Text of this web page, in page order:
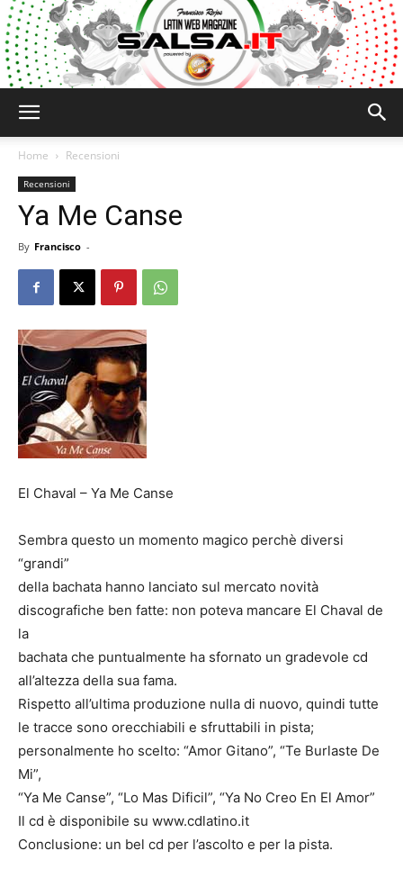
Home Recensioni
Recensioni
Ya Me Canse
By Francisco -
El Chaval – Ya Me Canse
Sembra questo un momento magico perchè diversi
“grandi”
della bachata hanno lanciato sul mercato novità
discografiche ben fatte: non poteva mancare El Chaval de
la
bachata che puntualmente ha sfornato un gradevole cd
all’altezza della sua fama.
Rispetto all’ultima produzione nulla di nuovo, quindi tutte
le tracce sono orecchiabili e sfruttabili in pista;
personalmente ho scelto: “Amor Gitano”, “Te Burlaste De
Mi”,
“Ya Me Canse”, “Lo Mas Dificil”, “Ya No Creo En El Amor”
Il cd è disponibile su www.cdlatino.it
Conclusione: un bel cd per l’ascolto e per la pista.